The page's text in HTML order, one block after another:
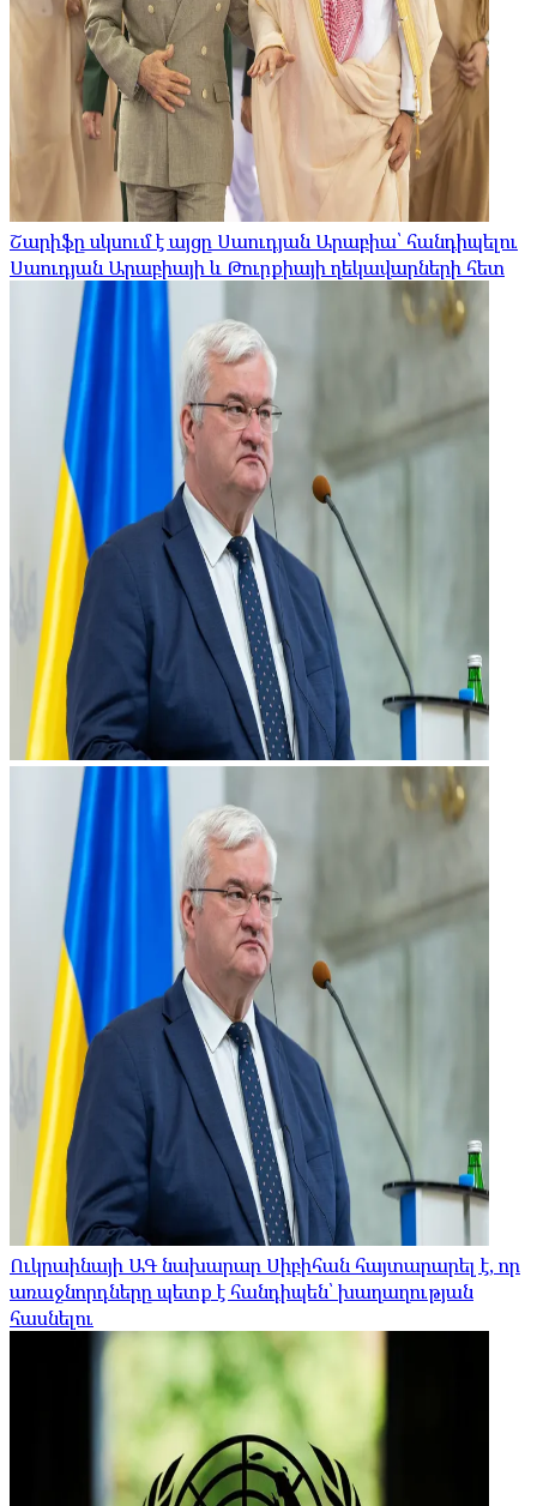
Շարիֆը սկսում է այցը Սաուդյան Արաբիա՝ հանդիպելու
Սաուդյան Արաբիայի և Թուրքիայի ղեկավարների հետ
Ուկրաինայի ԱԳ նախարար Սիբիհան հայտարարել է, որ
առաջնորդները պետք է հանդիպեն՝ խաղաղության
հասնելու